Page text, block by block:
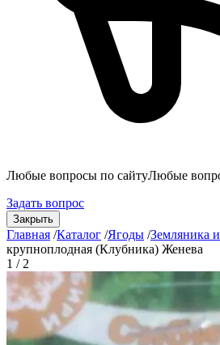
Любые вопросы по сайтуЛюбые
Задать вопрос
Закрыть
Главная /Каталог /Ягоды /Земляника
крупноплодная (Клубника) Женева
1 / 2